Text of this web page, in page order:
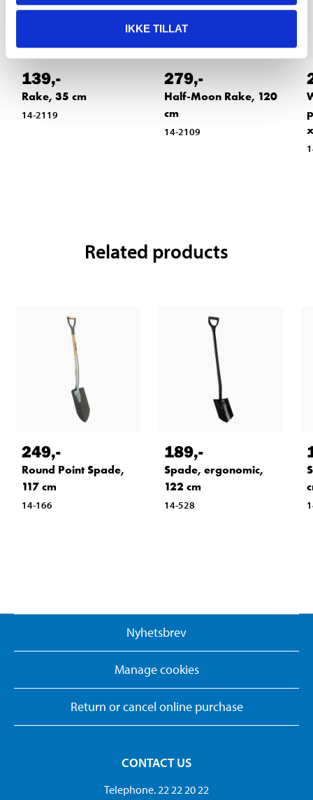
IKKE TILLAT
139,-
Rake, 35 cm
14-2119
279,-
Half-Moon Rake, 120
cm
14-2109
Related products
249,-
Round Point Spade,
117 cm
14-166
189,-
Spade, ergonomic,
122 cm
14-528
Nyhetsbrev
Manage cookies
Return or cancel online purchase
CONTACT US
Telephone. 22 22 20 22